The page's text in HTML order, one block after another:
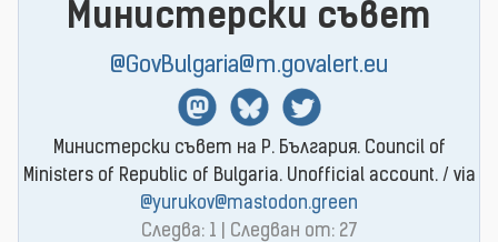
Министерски съвет
@GovBulgaria@m.govalert.eu
MastodonBlueSkyTwitter
Министерски съвет на Р. България. Council of
Ministers of Republic of Bulgaria. Unofficial account. / via
@yurukov@mastodon.green
Следва: 1 | Следван от: 27